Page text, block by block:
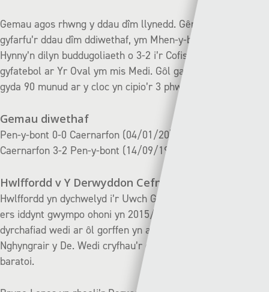
Gemau agos rhwng y ddau dîm llynedd. Gêm ddi-sgôr pan
gyfarfu’r ddau dîm ddiwethaf, ym Mhen-y-bont cyn y torriad.
Hynny’n dilyn buddugoliaeth o 3-2 i’r Cofis yn y gêm
gyfatebol ar Yr Oval ym mis Medi. Gôl gan Jamie Crowther
gyda 90 munud ar y cloc yn cipio’r 3 phwynt i Gaernarfon.
Gemau diwethaf
Pen-y-bont 0-0 Caernarfon (04/01/20)
Caernarfon 3-2 Pen-y-bont (14/09/19)
Hwlffordd v Y Derwyddon Cefn
Hwlffordd yn dychwelyd i’r Uwch Gynghrair am y tro cyntaf
ers iddynt gwympo ohoni yn 2015/16. Wedi ennill
dyrchafiad wedi ar ôl gorffen yn ail i Brifysgol Abertawe yng
Nghyngrair y De. Wedi cryfhau’r garfan dros yr haf wrth
baratoi.